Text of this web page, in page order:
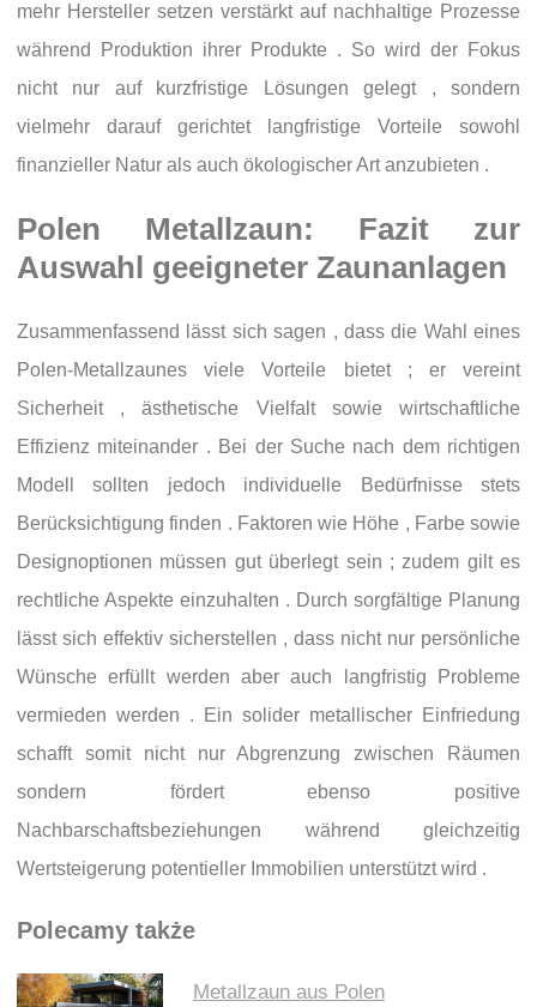
mehr Hersteller setzen verstärkt auf nachhaltige Prozesse
während Produktion ihrer Produkte . So wird der Fokus
nicht nur auf kurzfristige Lösungen gelegt , sondern
vielmehr darauf gerichtet langfristige Vorteile sowohl
finanzieller Natur als auch ökologischer Art anzubieten .
Polen Metallzaun: Fazit zur
Auswahl geeigneter Zaunanlagen
Zusammenfassend lässt sich sagen , dass die Wahl eines
Polen-Metallzaunes viele Vorteile bietet ; er vereint
Sicherheit , ästhetische Vielfalt sowie wirtschaftliche
Effizienz miteinander . Bei der Suche nach dem richtigen
Modell sollten jedoch individuelle Bedürfnisse stets
Berücksichtigung finden . Faktoren wie Höhe , Farbe sowie
Designoptionen müssen gut überlegt sein ; zudem gilt es
rechtliche Aspekte einzuhalten . Durch sorgfältige Planung
lässt sich effektiv sicherstellen , dass nicht nur persönliche
Wünsche erfüllt werden aber auch langfristig Probleme
vermieden werden . Ein solider metallischer Einfriedung
schafft somit nicht nur Abgrenzung zwischen Räumen
sondern fördert ebenso positive
Nachbarschaftsbeziehungen während gleichzeitig
Wertsteigerung potentieller Immobilien unterstützt wird .
Polecamy także
Metallzaun aus Polen